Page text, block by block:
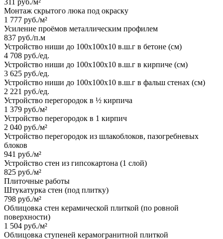
Монтаж скрытого люка под окраску
1 777 руб./м²
Усиление проёмов металлическим профилем
837 руб./п.м
Устройство ниши до 100х100х10 в.ш.г в бетоне (см)
4 708 руб./ед.
Устройство ниши до 100х100х10 в.ш.г в кирпиче (см)
3 625 руб./ед.
Устройство ниши до 100х100х10 в.ш.г в фальш стенах (см)
2 221 руб./ед.
Устройство перегородок в ½ кирпича
1 379 руб./м²
Устройство перегородок в 1 кирпич
2 040 руб./м²
Устройство перегородок из шлакоблоков, пазогребневых
блоков
941 руб./м²
Устройство стен из гипсокартона (1 слой)
825 руб./м²
Плиточные работы
Штукатурка стен (под плитку)
798 руб./м²
Облицовка стен керамической плиткой (по ровной
поверхности)
1 504 руб./м²
Облицовка ступеней керамогранитной плиткой